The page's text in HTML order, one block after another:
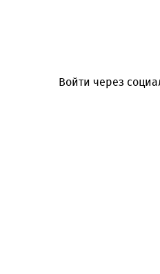
Войти через